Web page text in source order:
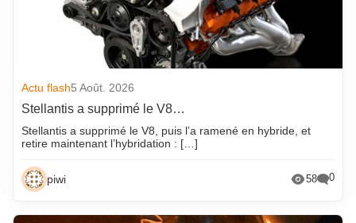
Actu flash5 Août. 2026
Stellantis a supprimé le V8…
Stellantis a supprimé le V8, puis l’a ramené en hybride, et
retire maintenant l’hybridation : […]
piwi 58 0